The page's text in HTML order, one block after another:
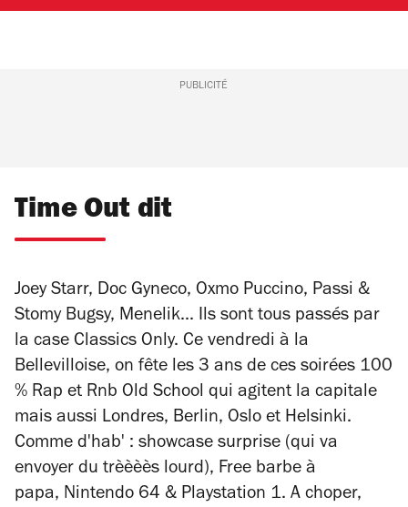
PUBLICITÉ
Time Out dit
Joey Starr, Doc Gyneco, Oxmo Puccino, Passi &
Stomy Bugsy, Menelik... Ils sont tous passés par
la case Classics Only. Ce vendredi à la
Bellevilloise, on fête les 3 ans de ces soirées 100
% Rap et Rnb Old School qui agitent la capitale
mais aussi Londres, Berlin, Oslo et Helsinki.
Comme d'hab' : showcase surprise (qui va
envoyer du trèèèès lourd), Free barbe à
papa, Nintendo 64 & Playstation 1. A choper,